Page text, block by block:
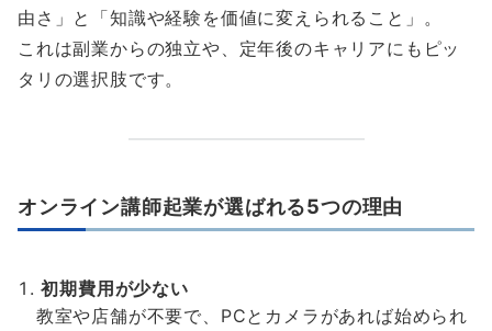
由さ」と「知識や経験を価値に変えられること」。
これは副業からの独立や、定年後のキャリアにもピッ
タリの選択肢です。
オンライン講師起業が選ばれる5つの理由
初期費用が少ない
教室や店舗が不要で、PCとカメラがあれば始められ